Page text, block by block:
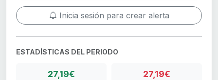
Inicia sesión para crear alerta
ESTADÍSTICAS DEL PERIODO
27,19€ 27,19€